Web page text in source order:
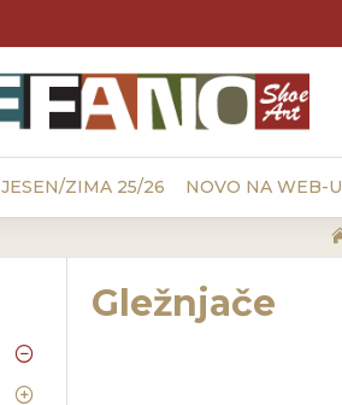
JESEN/ZIMA 25/26 NOVO NA WEB-U
Gležnjače